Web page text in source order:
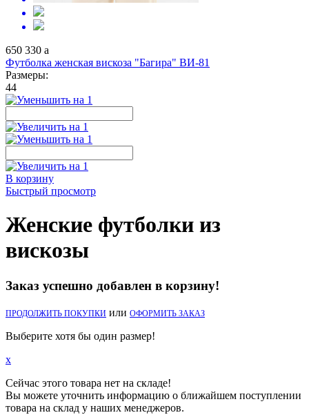
650 330 a
Футболка женская вискоза "Багира" ВИ-81
Размеры:
44
В корзину
Быстрый просмотр
Женские футболки из
вискозы
Заказ успешно добавлен в корзину!
ПРОДОЛЖИТЬ ПОКУПКИ или ОФОРМИТЬ ЗАКАЗ
Выберите хотя бы один размер!
x
Сейчас этого товара нет на складе!
Вы можете уточнить информацию о ближайшем поступлении
товара на склад у наших менеджеров.